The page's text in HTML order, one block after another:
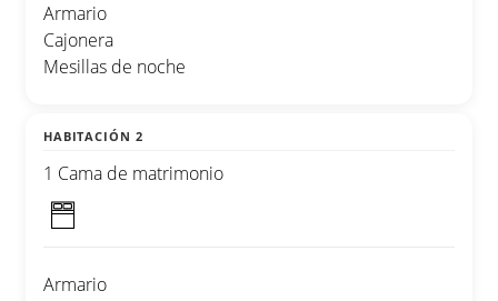
Armario
Cajonera
Mesillas de noche
HABITACIÓN 2
1 Cama de matrimonio
Armario